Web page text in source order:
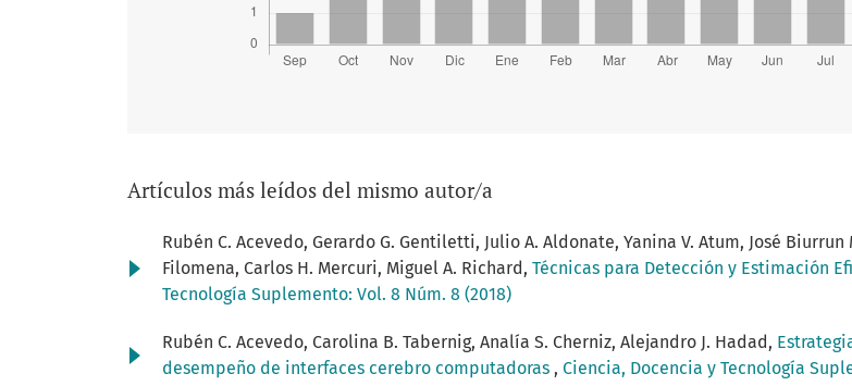
Artículos más leídos del mismo autor/a
Rubén C. Acevedo, Gerardo G. Gentiletti, Julio A. Aldonate, Yanina V. Atum, José
Filomena, Carlos H. Mercuri, Miguel A. Richard, Técnicas para Detección y Estimación
Tecnología Suplemento: Vol. 8 Núm. 8 (2018)
Rubén C. Acevedo, Carolina B. Tabernig, Analía S. Cherniz, Alejandro J. Hadad,
desempeño de interfaces cerebro computadoras , Ciencia, Docencia y Tecnología